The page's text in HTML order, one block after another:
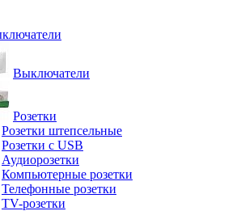
Выключатели
Розетки
Розетки штепсельные
Розетки с USB
Аудиорозетки
Компьютерные розетки
Телефонные розетки
TV-розетки